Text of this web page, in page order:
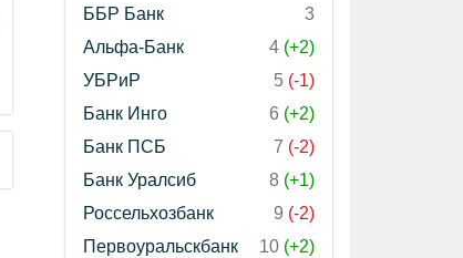
ББР Банк
3
Альфа-Банк
4 (+2)
УБРиР
5 (-1)
Банк Инго
6 (+2)
Банк ПСБ
7 (-2)
Банк Уралсиб
8 (+1)
Россельхозбанк
9 (-2)
Первоуральскбанк
10 (+2)